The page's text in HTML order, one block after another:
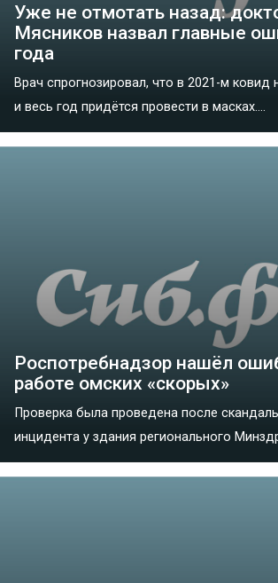
Уже не отмотать назад:
Мясников назвал главные
года
Врач спрогнозировал, что в 2021-м ковид
и весь год придётся провести в масках....
Роспотребнадзор нашёл
работе омских «‎скорых»
Проверка была проведена после
инцидента у здания регионального